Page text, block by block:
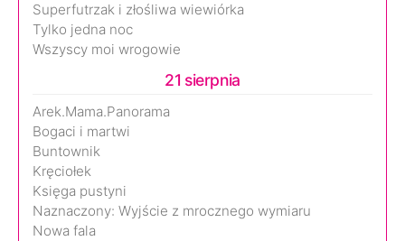
Superfutrzak i złośliwa wiewiórka
Tylko jedna noc
Wszyscy moi wrogowie
21 sierpnia
Arek.Mama.Panorama
Bogaci i martwi
Buntownik
Kręciołek
Księga pustyni
Naznaczony: Wyjście z mrocznego wymiaru
Nowa fala